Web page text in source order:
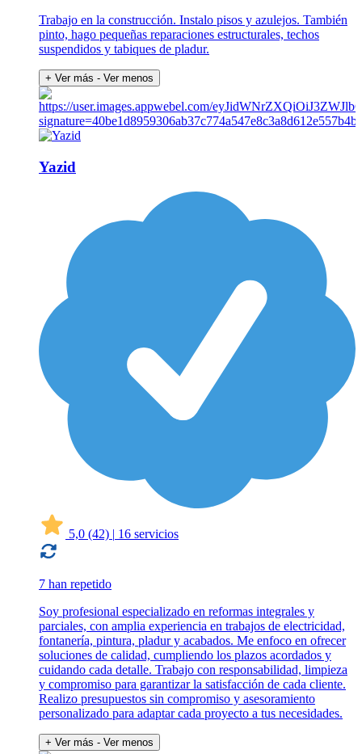
Trabajo en la construcción. Instalo pisos y azulejos. También
pinto, hago pequeñas reparaciones estructurales, techos
suspendidos y tabiques de pladur.
+ Ver más - Ver menos
Yazid
5,0 (42) | 16 servicios
7 han repetido
Soy profesional especializado en reformas integrales y
parciales, con amplia experiencia en trabajos de electricidad,
fontanería, pintura, pladur y acabados. Me enfoco en ofrecer
soluciones de calidad, cumpliendo los plazos acordados y
cuidando cada detalle. Trabajo con responsabilidad, limpieza
y compromiso para garantizar la satisfacción de cada cliente.
Realizo presupuestos sin compromiso y asesoramiento
personalizado para adaptar cada proyecto a tus necesidades.
+ Ver más - Ver menos